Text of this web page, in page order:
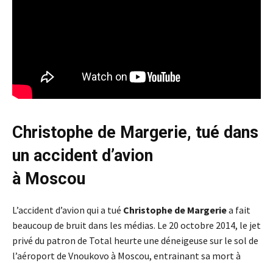
Christophe de Margerie, tué dans
un accident d’avion
à Moscou
L’accident d’avion qui a tué Christophe de Margeriea fait
beaucoup de bruit dans les médias. Le 20 octobre 2014, le jet
privé du patron de Total heurte une déneigeuse sur le sol de
l’aéroport de Vnoukovo à Moscou, entrainant sa mort à